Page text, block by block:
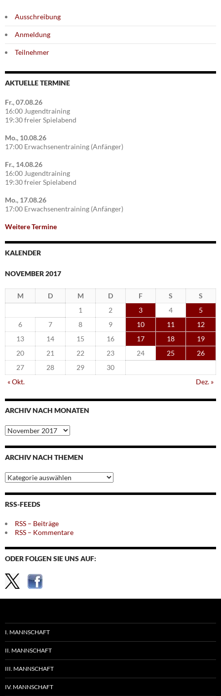
Ausschreibung
Anmeldung
Teilnehmer
AKTUELLE TERMINE
Fr., 07.08.26
16:00 Jugendtraining
19:30 freier Spielabend
Mo., 10.08.26
17:00 Erwachsenentraining (Anfänger)
Fr., 14.08.26
16:00 Jugendtraining
19:30 freier Spielabend
Mo., 17.08.26
17:00 Erwachsenentraining (Anfänger)
Weitere Termine
KALENDER
NOVEMBER 2017
M D M D F S
S
1
2 3 4
5
6
7 8 9 10 11
12
13
14 15 16 17 18
19
20
21 22 23 24 25
26
27
28 29
30
« Okt.
Dez. »
ARCHIV NACH MONATEN
Archiv
nach
Monaten
ARCHIV NACH THEMEN
Archiv
nach
Themen
RSS-FEEDS
RSS – Beiträge
RSS – Kommentare
ODER FOLGEN SIE UNS AUF:
I. MANNSCHAFT
II. MANNSCHAFT
III. MANNSCHAFT
IV. MANNSCHAFT